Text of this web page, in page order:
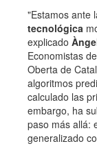
"Estamos ante
tecnológica
explicado
Economistas
Oberta de
algoritmos
calculado las
embargo, ha
paso más allá:
generalizado